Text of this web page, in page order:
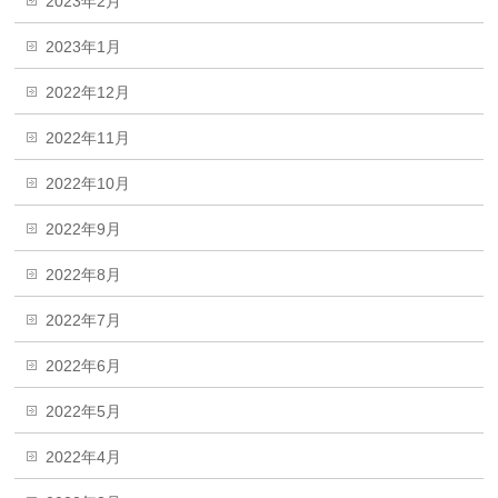
2023年1月
2022年12月
2022年11月
2022年10月
2022年9月
2022年8月
2022年7月
2022年6月
2022年5月
2022年4月